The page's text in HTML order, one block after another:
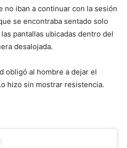
no iban a continuar con la sesión
se encontraba sentado solo
pantallas ubicadas dentro del
desalojada.
obligó al hombre a dejar el
hizo sin mostrar resistencia.